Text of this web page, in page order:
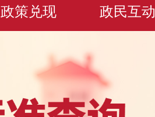
政策兑现 政民互动